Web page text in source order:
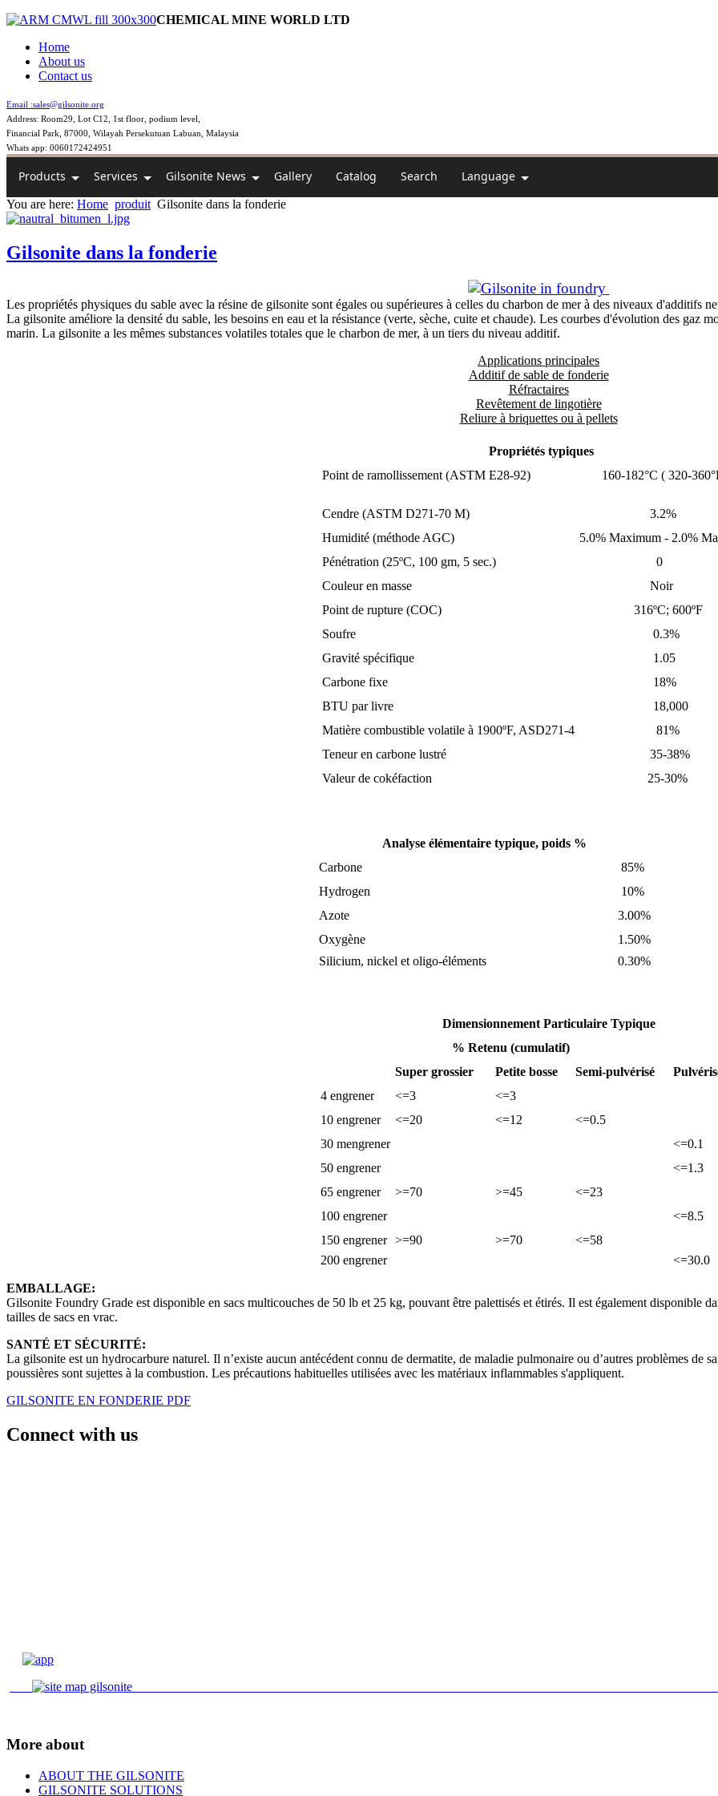
CHEMICAL MINE WORLD LTD
Home
About us
Contact us
Email :sales@gilsonite.org
Address: Room29, Lot C12, 1st floor, podium level,
Financial Park, 87000, Wilayah Persekutuan Labuan, Malaysia
Whats app: 0060172424951
Products Services Gilsonite News Gallery Catalog Search Language
You are here: Home produit Gilsonite dans la fonderie
Gilsonite dans la fonderie
Les propriétés physiques du sable avec la résine de gilsonite sont égales ou supérieures à celles du charbon de mer à des niveaux d'additifs
La gilsonite améliore la densité du sable, les besoins en eau et la résistance (verte, sèche, cuite et chaude). Les courbes d'évolution des gaz
marin. La gilsonite a les mêmes substances volatiles totales que le charbon de mer, à un tiers du niveau additif.
Applications principales
Additif de sable de fonderie
Réfractaires
Revêtement de lingotière
Reliure à briquettes ou à pellets
Propriétés typiques
Point de ramollissement (ASTM E28-92)
160-182°C ( 320-
Cendre (ASTM D271-70 M)
3.2%
Humidité (méthode AGC)
5.0% Maximum - 2.0%
Pénétration (25ºC, 100 gm, 5 sec.)
0
Couleur en masse
Noir
Point de rupture (COC)
316ºC; 600ºF
Soufre
0.3%
Gravité spécifique
1.05
Carbone fixe
18%
BTU par livre
18,000
Matière combustible volatile à 1900ºF, ASD271-4
81%
Teneur en carbone lustré
35-38%
Valeur de cokéfaction
25-30%
Analyse élémentaire typique, poids %
Carbone
85%
Hydrogen
10%
Azote
3.00%
Oxygène
1.50%
Silicium, nickel et oligo-éléments
0.30%
Dimensionnement Particulaire Typique
% Retenu (cumulatif)
Super grossier
Petite bosse Semi-pulvérisé
4 engrener
<=3
<=3
10 engrener
<=20 <=12
<=0.5
30 mengrener
<=0.1
50 engrener
<=1.3
65 engrener
>=70 >=45
<=23
100 engrener
<=8.5
150 engrener >=90 >=70
<=58
200 engrener
<=30.0
EMBALLAGE:
Gilsonite Foundry Grade est disponible en sacs multicouches de 50 lb et 25 kg, pouvant être palettisés et étirés. Il est également disponible
tailles de sacs en vrac.
SANTÉ ET SÉCURITÉ:
La gilsonite est un hydrocarbure naturel. Il n’existe aucun antécédent connu de dermatite, de maladie pulmonaire ou d’autres problèmes de
poussières sont sujettes à la combustion. Les précautions habituelles utilisées avec les matériaux inflammables s'appliquent.
GILSONITE EN FONDERIE PDF
Connect with us
More about
ABOUT THE GILSONITE
GILSONITE SOLUTIONS